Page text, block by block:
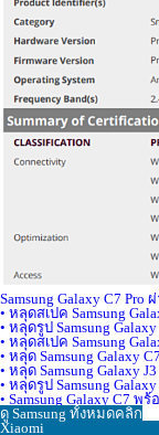
Samsung Galaxy C7
• หลุดสเปค Samsung
• หลุดรูป Samsung
• หลุดสเปค Samsung
• หลุด Samsung Galaxy
• หลุด Samsung Galaxy
• หลุดรูป Samsung Galaxy
• Samsung Galaxy C7 พ
ดู Samsung ทั้งหมดคลิก
Xiaomi